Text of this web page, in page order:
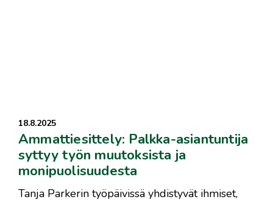
18.8.2025
Ammattiesittely: Palkka-asiantuntija
syttyy työn muutoksista ja
monipuoli­suudesta
Tanja Parkerin työpäivissä yhdistyvät ihmiset,